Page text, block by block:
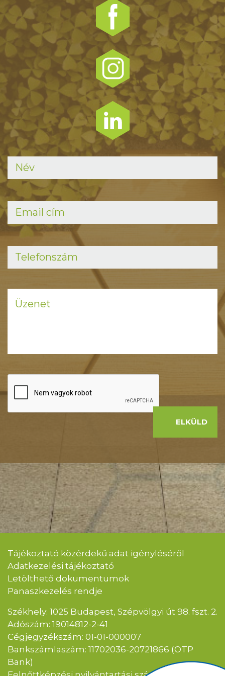
ELKÜLD
Tájékoztató közérdekű adat igényléséről
Adatkezelési tájékoztató
Letölthető dokumentumok
Panaszkezelés rendje
Székhely: 1025 Budapest, Szépvölgyi út 98. fszt. 2.
Adószám: 19014812-2-41
Cégjegyzékszám: 01-01-000007
Bankszámlaszám: 11702036-20721866 (OTP
Bank)